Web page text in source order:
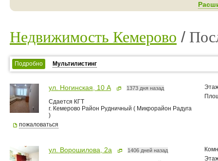
Недвижимость Кемерово
Подробно Мультилистинг
ул. Ногинская, 10 А 1373 дня назад
Сдается КГТ
г. Кемерово Район Рудничный ( Микрорайон Радуга
)
пожаловаться
ул. Ворошилова, 2а 1406 дней назад